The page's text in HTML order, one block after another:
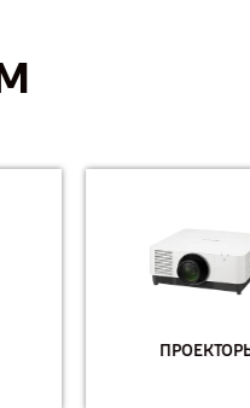
ПРОЕКТОРЫ